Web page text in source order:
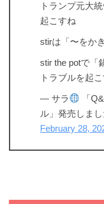
トランプ元大
起こすね
stirは「〜をか
stir the potで「
トラブルを起
— サラ
「
ル」発売しまし
February 28,